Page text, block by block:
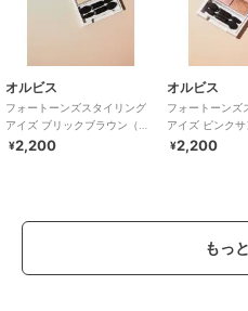
オルビス
フォートーンズスタイリング
アイズ ブリックブラウン（ア
イカラーパレット）
¥2,200
オルビス
フォートーンズ
アイズ ピンクサ
イカラーパレッ
¥2,200
もっ